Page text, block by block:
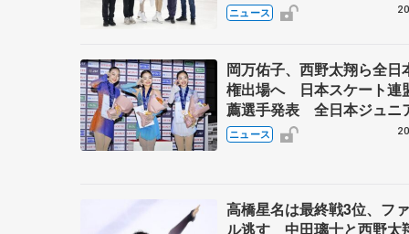
ニュース
岡万佑子、西野太翔ら全日
権出場へ 日本スケート連
薦選手発表 全日本ジュニ
権を受け
ニュース
高橋星名は最終戦3位、フ
ル逃す 中田璃士と西野太